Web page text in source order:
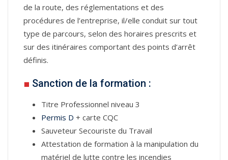
de la route, des réglementations et des
procédures de l’entreprise, il/elle conduit sur tout
type de parcours, selon des horaires prescrits et
sur des itinéraires comportant des points d’arrêt
définis.
■ Sanction de la formation :
Titre Professionnel niveau 3
Permis D + carte CQC
Sauveteur Secouriste du Travail
Attestation de formation à la manipulation du
matériel de lutte contre les incendies